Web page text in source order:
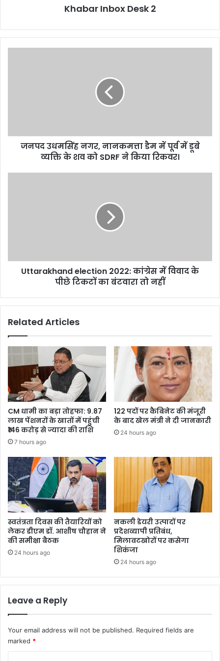
Khabar Inbox Desk 2
डूबे
जनपद उधमसिंह नगर, नानकमत्ता डैम में पूर्व में डूबे
व्यक्ति के शव को SDRF ने किया रिकवर।
टिकटों
Uttarakhand election 2022: कांग्रेस में विवाद के
पीछे टिकटों का बंटवारा तो नहीं
Related Articles
CM धामी का बड़ा तोहफा: 9.87
लाख पेंशनरों के खातों में पहुंची
₹146 करोड़ से ज्यादा की राशि
7 hours ago
122 पदों पर कैबिनेट की मंजूरी
के बाद खेल मंत्री ने दी जानकारी
24 hours ago
स्वतंत्रता दिवस की तैयारियों को
लेकर डीएम डॉ. आशीष चौहान ने
की समीक्षा बैठक
24 hours ago
नकली डेयरी उत्पादों पर
प्रदेशव्यापी प्रतिबंध,
मिलावटखोरों पर कसेगा
शिकंजा
24 hours ago
Leave a Reply
Your email address will not be published. Required fields are
marked *